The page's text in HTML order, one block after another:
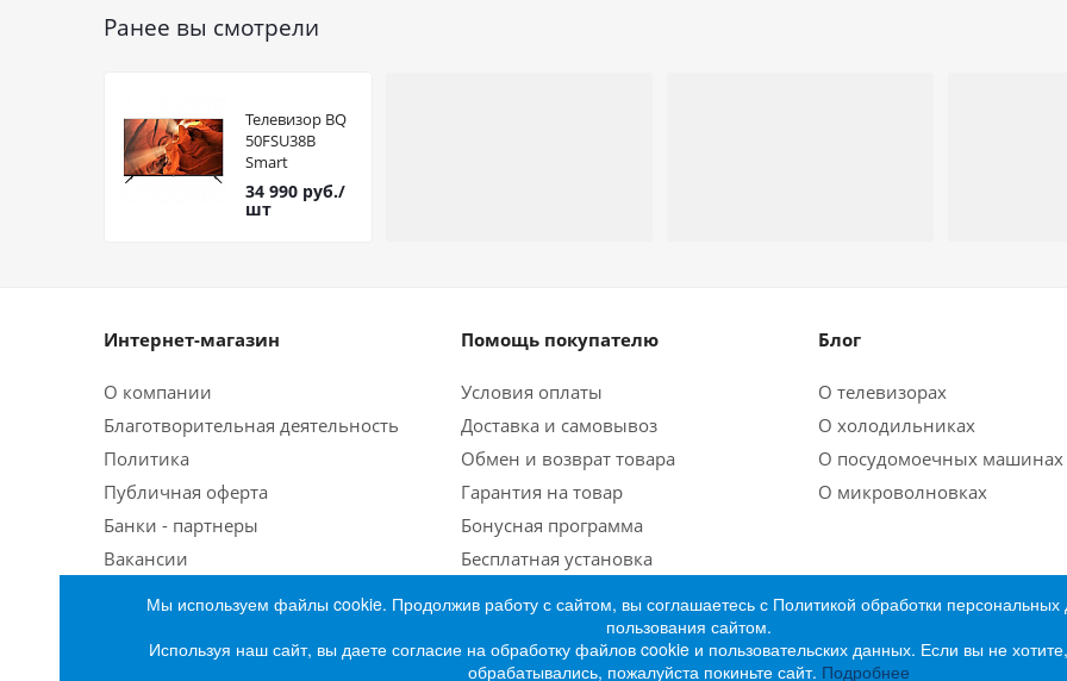
Ранее вы смотрели
Телевизор BQ
50FSU38B
Smart
34 990 руб./
шт
Интернет-магазин
О компании
Благотворительная деятельность
Политика
Публичная оферта
Банки - партнеры
Вакансии
Помощь покупателю
Условия оплаты
Доставка и самовывоз
Обмен и возврат товара
Гарантия на товар
Бонусная программа
Бесплатная установка
Блог
О телевизорах
О холодильниках
О посудомоечных машинах
О микроволновках
Мы используем файлы cookie. Продолжив работу с сайтом, вы соглашаетесь с Политикой обработки
пользования сайтом.
Используя наш сайт, вы даете согласие на обработку файлов cookie и пользовательских данных. Если вы не
обрабатывались, пожалуйста покиньте сайт. Подробнее